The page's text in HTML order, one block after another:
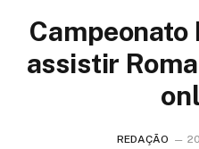
Campeonato
assistir
REDAÇÃO